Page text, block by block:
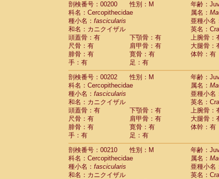
剖検番号：00200
性別：M
年齢：
科名：Cercopithecidae
属名：
種小名： fascicularis
亜種小名
和名：カニクイザル
英名：
頭蓋骨：有
下顎骨：有
上腕骨：
尺骨：有
肩甲骨：有
大腿骨：
腓骨：有
寛骨：有
体幹：有
手：有
足：有
剖検番号：00202
性別：M
年齢：
科名：Cercopithecidae
属名：
種小名： fascicularis
亜種小名
和名：カニクイザル
英名：
頭蓋骨：有
下顎骨：有
上腕骨：
尺骨：有
肩甲骨：有
大腿骨：
腓骨：有
寛骨：有
体幹：有
手：有
足：有
剖検番号：00210
性別：M
年齢：
科名：Cercopithecidae
属名：
種小名： fascicularis
亜種小名
和名：カニクイザル
英名：